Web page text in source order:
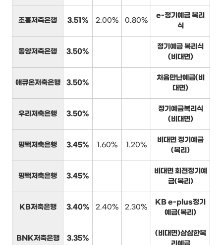
조흥저축은행 3.51% 2.00% 0.80%
e-정기예금 복리
식
동양저축은행 3.50%
정기예금 복리식
(비대면)
애큐온저축은행 3.50%
처음만난예금(비
대면)
우리저축은행 3.50%
정기예금복리식
(비대면)
평택저축은행 3.45% 1.60% 1.20%
비대면 정기예금
(복리)
평택저축은행 3.45%
비대면 회전정기예
금(복리)
KB저축은행 3.40% 2.40% 2.30%
KB e-plus정기
예금(복리)
BNK저축은행 3.35%
(비대면)삼삼한복